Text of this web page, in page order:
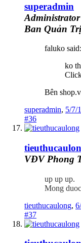
superadmin
Administrator
Ban Quản Trị
faluko said:
ko
Bên
superadmin, 5/7/
#36
VĐV Phong
up up up.
Mong
tieuthucaulong,
#37